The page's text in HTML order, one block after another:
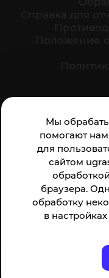
Мы
помогают нам
для
сайтом
браузера.
обработку
в
Анкета доступна
©